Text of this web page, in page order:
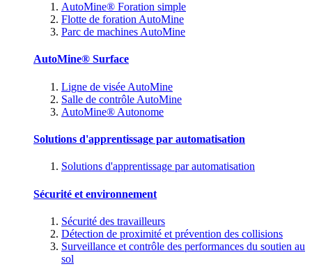
AutoMine® Foration simple
Flotte de foration AutoMine
Parc de machines AutoMine
AutoMine® Surface
Ligne de visée AutoMine
Salle de contrôle AutoMine
AutoMine® Autonome
Solutions d'apprentissage par automatisation
Solutions d'apprentissage par automatisation
Sécurité et environnement
Sécurité des travailleurs
Détection de proximité et prévention des collisions
Surveillance et contrôle des performances du soutien au
sol